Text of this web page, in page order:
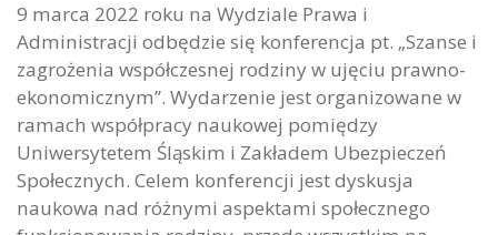
9 marca 2022 roku na Wydziale Prawa i
Administracji odbędzie się konferencja pt. „Szanse i
zagrożenia współczesnej rodziny w ujęciu prawno-
ekonomicznym”. Wydarzenie jest organizowane w
ramach współpracy naukowej pomiędzy
Uniwersytetem Śląskim i Zakładem Ubezpieczeń
Społecznych. Celem konferencji jest dyskusja
naukowa nad różnymi aspektami społecznego